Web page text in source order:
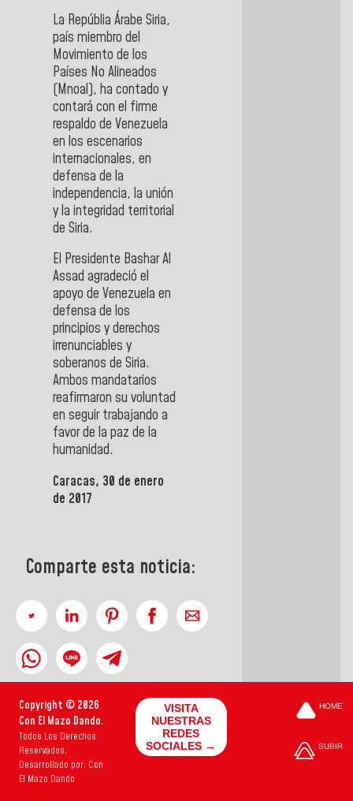
La Repúblia Árabe Siria,
país miembro del
Movimiento de los
Países No Alineados
(Mnoal), ha contado y
contará con el firme
respaldo de Venezuela
en los escenarios
internacionales, en
defensa de la
independencia, la unión
y la integridad territorial
de Siria.
El Presidente Bashar Al
Assad agradeció el
apoyo de Venezuela en
defensa de los
principios y derechos
irrenunciables y
soberanos de Siria.
Ambos mandatarios
reafirmaron su voluntad
en seguir trabajando a
favor de la paz de la
humanidad.
Caracas, 30 de enero
de 2017
Comparte esta noticia:
Copyright © 2026
Con El Mazo Dando.
Todos Los Derechos
Reservados.
Desarrollado por: Con
El Mazo Dando
VISITA
NUESTRAS
REDES
SOCIALES →
HOME
SUBIR